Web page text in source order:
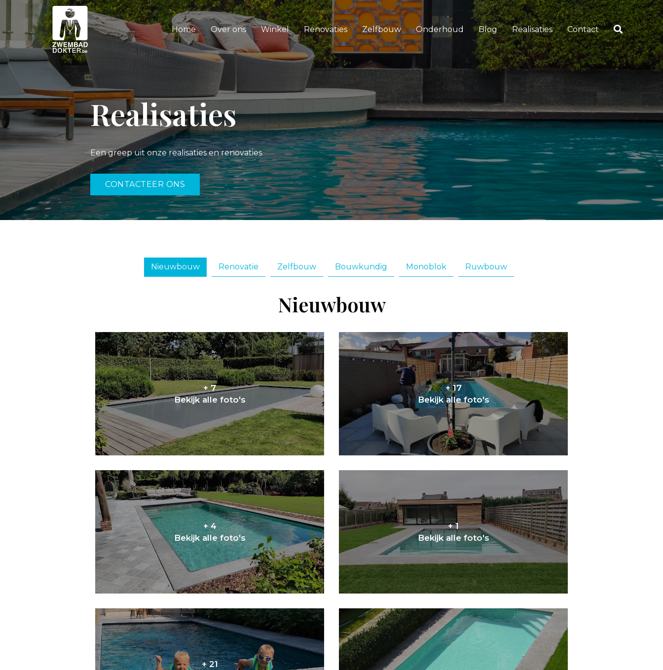
Home Over ons Winkel Renovaties Zelfbouw Onderhoud Blog Realisaties Contact
Realisaties
Een greep uit onze realisaties en renovaties.
CONTACTEER ONS
Nieuwbouw Renovatie Zelfbouw Bouwkundig Monoblok Ruwbouw
Nieuwbouw
+ 7
Bekijk alle foto's
+ 17
Bekijk alle foto's
+ 4
Bekijk alle foto's
+ 1
Bekijk alle foto's
+ 21